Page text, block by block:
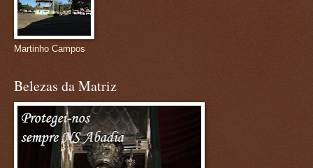
Martinho Campos
Belezas da Matriz